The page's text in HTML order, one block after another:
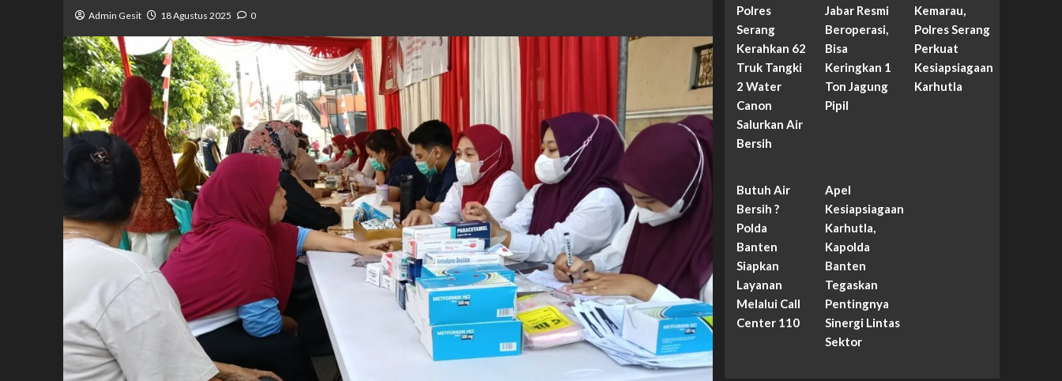
Admin Gesit 18 Agustus 2025 0
Polres
Serang
Kerahkan 62
Truk Tangki
2 Water
Canon
Salurkan Air
Bersih
Jabar Resmi
Beroperasi,
Bisa
Keringkan 1
Ton Jagung
Pipil
Kemarau,
Polres Serang
Perkuat
Kesiapsiagaan
Karhutla
Butuh Air
Bersih ?
Polda
Banten
Siapkan
Layanan
Melalui Call
Center 110
Apel
Kesiapsiagaan
Karhutla,
Kapolda
Banten
Tegaskan
Pentingnya
Sinergi Lintas
Sektor